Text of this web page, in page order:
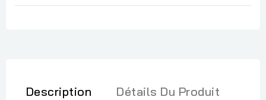
Description Détails Du Produit